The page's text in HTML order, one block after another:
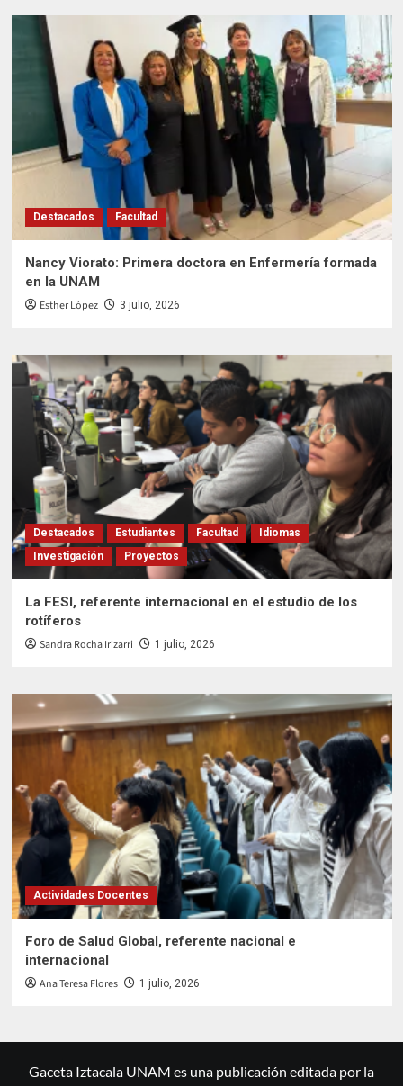
Destacados Facultad
Nancy Viorato: Primera doctora en Enfermería formada
en la UNAM
Esther López 3 julio, 2026
Destacados Estudiantes Facultad
Idiomas
Investigación
Proyectos
La FESI, referente internacional en el estudio de los
rotíferos
Sandra Rocha Irizarri 1 julio, 2026
Actividades Docentes
Foro de Salud Global, referente nacional e
internacional
Ana Teresa Flores 1 julio, 2026
Gaceta Iztacala UNAM es una publicación editada por la